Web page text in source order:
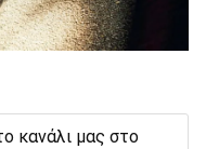
κανάλι μας στο